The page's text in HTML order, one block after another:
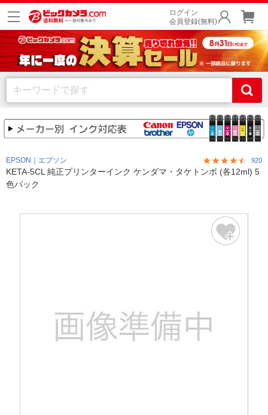
ログイン
会員登録(無料)
EPSON｜エプソン 920
KETA-5CL 純正プリンターインク ケンダマ・タケトンボ (各12ml) 5
色パック